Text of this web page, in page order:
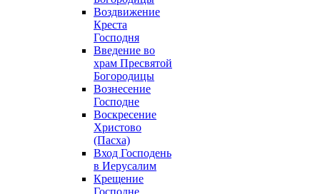
Воздвижение
Креста
Господня
Введение во
храм Пресвятой
Богородицы
Вознесение
Господне
Воскресение
Христово
(Пасха)
Вход Господень
в Иерусалим
Крещение
Господне